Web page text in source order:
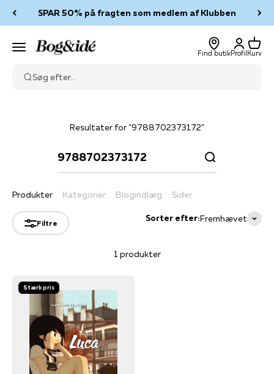
SPAR 50% på fragten som medlem af Klubben
Menu Bog & idé
Find butik
Log ind
Profil
Kurv
Kurv
Søg efter...
Resultater for "9788702373172"
Produkter
Filtre Sorter efter:Fremhævet
1 produkter
Stærk pris
Kategorier Blogindlæg Sider